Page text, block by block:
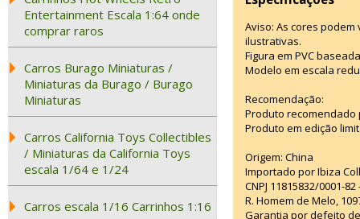
Entertainment Escala 1:64 onde
comprar raros
Carros Burago Miniaturas /
Miniaturas da Burago / Burago
Miniaturas
Carros California Toys Collectibles
/ Miniaturas da California Toys
escala 1/64 e 1/24
Carros escala 1/16 Carrinhos 1:16
Aviso: As cores
ilustrativas.
Figura em PVC
Modelo em escala
Recomendação:
Produto recomendado
Produto em edição
Origem: China
Importado por Ibiza
CNPJ 11815832/0001-
R. Homem de Melo,
Garantia por defeito